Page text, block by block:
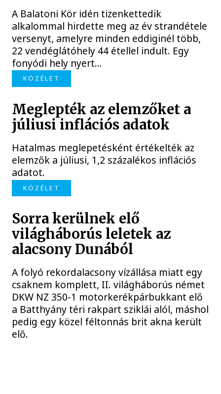
A Balatoni Kör idén tizenkettedik
alkalommal hirdette meg az év strandétele
versenyt, amelyre minden eddiginél több,
22 vendéglátóhely 44 étellel indult. Egy
fonyódi hely nyert...
KÖZÉLET
Meglepték az elemzőket a
júliusi inflációs adatok
Hatalmas meglepetésként értékelték az
elemzők a júliusi, 1,2 százalékos inflációs
adatot.
KÖZÉLET
Sorra kerülnek elő
világháborús leletek az
alacsony Dunából
A folyó rekordalacsony vízállása miatt egy
csaknem komplett, II. világháborús német
DKW NZ 350-1 motorkerékpárbukkant elő
a Batthyány téri rakpart sziklái alól, máshol
pedig egy közel féltonnás brit akna került
elő.